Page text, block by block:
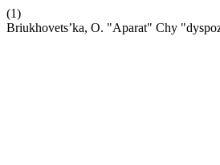
(1)
Briukhovets’ka, O. "Aparat" Chy